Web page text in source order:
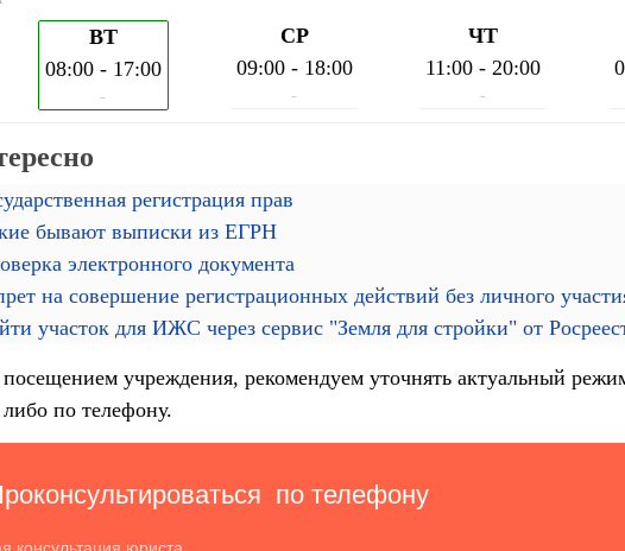
ВТ
08:00 - 17:00
-
СР
09:00 - 18:00
-
ЧТ
11:00 - 20:00
-
регистрация прав
бывают выписки из ЕГРН
электронного документа
на совершение регистрационных действий без личного
участок для ИЖС через сервис "Земля для стройки" от
учреждения, рекомендуем уточнять актуальный
либо по телефону.